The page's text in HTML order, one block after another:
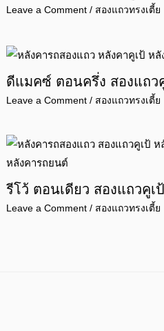
Leave a Comment / สองแถวทรงเตี้ย
ดีแมคซ์ ตอนครึ่ง สองแถว
Leave a Comment / สองแถวทรงเตี้ย
รีโว้ ตอนเดียว สองแถวคู
Leave a Comment / สองแถวทรงเตี้ย